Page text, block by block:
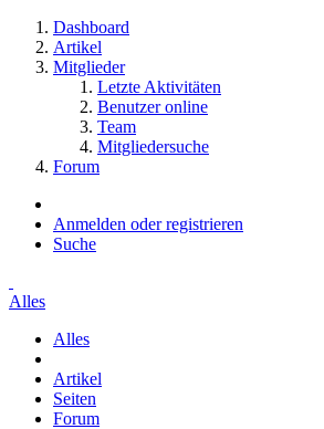
Dashboard
Artikel
Mitglieder
Letzte Aktivitäten
Benutzer online
Team
Mitgliedersuche
Forum
Anmelden oder registrieren
Suche
Alles
Alles
Artikel
Seiten
Forum